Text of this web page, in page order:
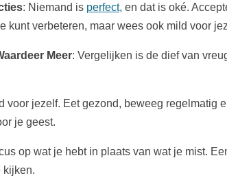
: Niemand is perfect, en dat is oké.
kunt verbeteren, maar wees ook mild voor
Meer: Vergelijken is de dief van
voor jezelf. Eet gezond, beweeg regelmatig
je geest.
op wat je hebt in plaats van wat je mist.
kijken.